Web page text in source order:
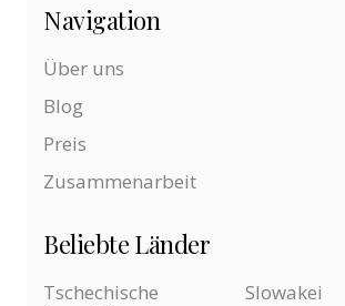
Navigation
Über uns
Blog
Preis
Zusammenarbeit
Beliebte Länder
Tschechische
Slowakei